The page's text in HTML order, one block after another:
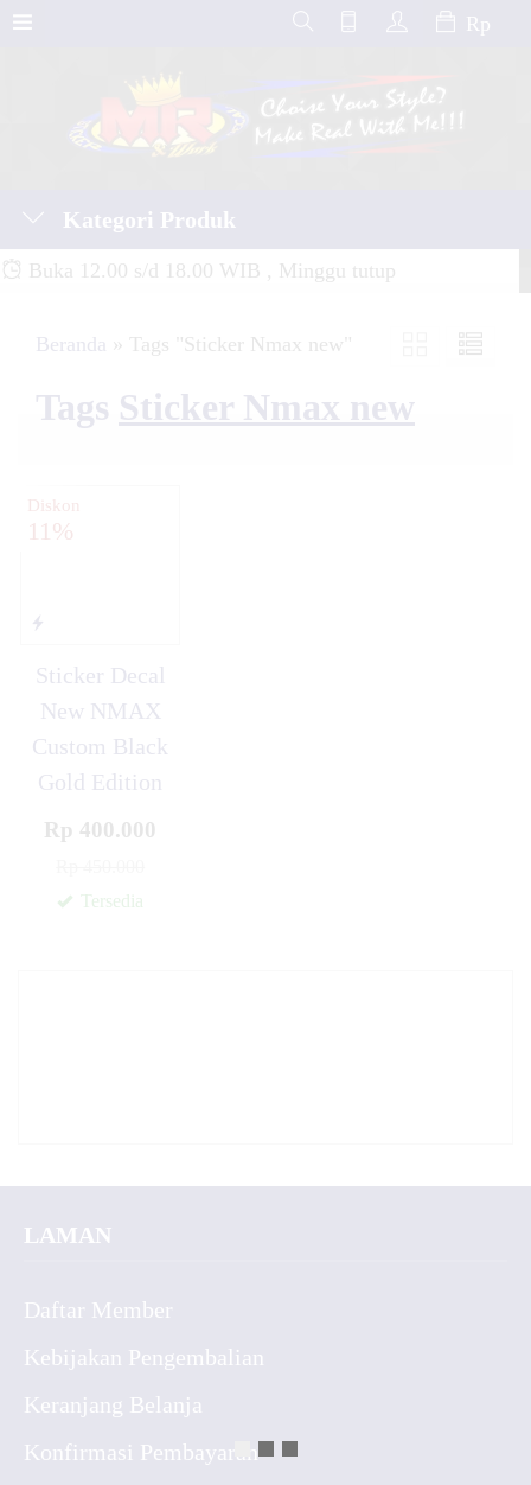
Rp
Kategori Produk
Buka 12.00 s/d 18.00 WIB , Minggu tutup
Beranda » Tags "Sticker Nmax new"
Tags Sticker Nmax new
Diskon
11%
Sticker Decal
New NMAX
Custom Black
Gold Edition
Rp 400.000
Tersedia
LAMAN
Daftar Member
Kebijakan Pengembalian
Keranjang Belanja
Konfirmasi Pembayaran